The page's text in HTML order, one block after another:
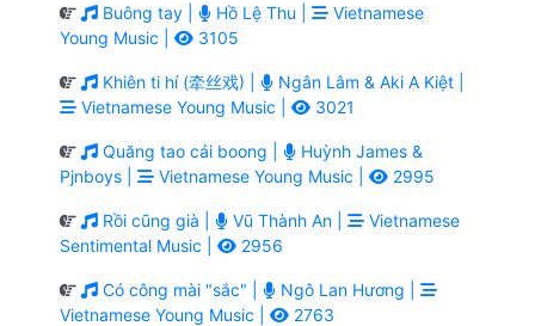
Buông tay | Hồ Lệ Thu |
Vietnamese
Young Music |
3105
Khiên ti hí (牵丝戏) |
Ngân Lâm & Aki A Kiệt |
Vietnamese Young Music |
3021
Quăng tao cái boong |
Huỳnh James &
Pjnboys |
Vietnamese Young Music | 2995
Rồi cũng già | Vũ Thành An |
Vietnamese
Sentimental Music |
2956
Có công mài "sắc" |
Ngô Lan Hương |
Vietnamese Young Music |
2763